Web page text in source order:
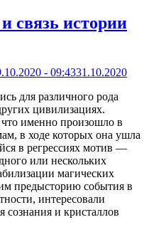
связь истории
- 09:4331.10.2020
для различного рода
цивилизациях.
именно произошло в
в ходе которых она ушла
в регрессиях мотив —
или нескольких
магических
предысторию события в
интересовали
сознания и кристаллов